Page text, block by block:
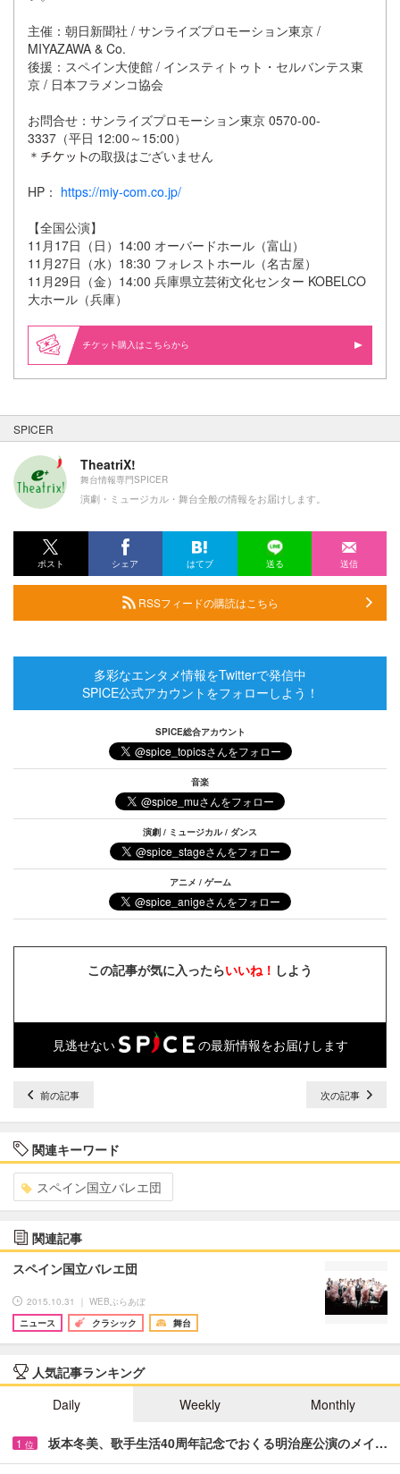
主催：朝日新聞社 / サンライズプロモーション東京 /
MIYAZAWA & Co.
後援：スペイン大使館 / インスティトゥト・セルバンテス東
京 / 日本フラメンコ協会
お問合せ：サンライズプロモーション東京 0570-00-
3337（平日 12:00～15:00）
＊
の取扱はございません
HP： https://miy-com.co.jp/
【全国公演】
11月17日（日）14:00 オーバードホール（富山）
11月27日（水）18:30 フォレストホール（名古屋）
11月29日（金）14:00 兵庫県立芸術文化センター KOBELCO
大ホール（兵庫）
購入はこちらから
SPICER
TheatriX!
舞台情報専門SPICER
演劇・ミュージカル・舞台全般の情報をお届けします。
ポスト シェア はてブ 送る 送信
RSSフィードの購読はこちら
多彩なエンタメ情報をTwitterで発信中
SPICE公式アカウントをフォローしよう！
SPICE総合アカウント
音楽
演劇 / ミュージカル / ダンス
アニメ / ゲーム
この記事が気に入ったらいいね！ しよう
見逃せない の最新情報をお届けします
前の記事 次の記事
関連キーワード
スペイン国立バレエ団
関連記事
スペイン国立バレエ団
2015.10.31 ｜ WEBぶらあぼ
ニュース
クラシック 舞台
人気記事ランキング
Daily
Weekly Monthly
1 位 坂本冬美、歌手生活40周年記念でおくる明治座公演のメイ…